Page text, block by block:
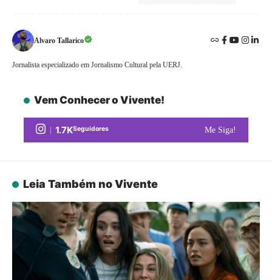
Alvaro Tallarico
Jornalista especializado em Jornalismo Cultural pela UERJ.
Vem Conhecer o Vivente!
1.7KSeguidores Me Siga!
Leia Também no Vivente